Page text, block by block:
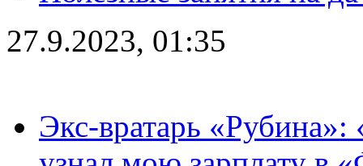
27.9.2023, 01:35
Экс-вратарь «Рубина»: